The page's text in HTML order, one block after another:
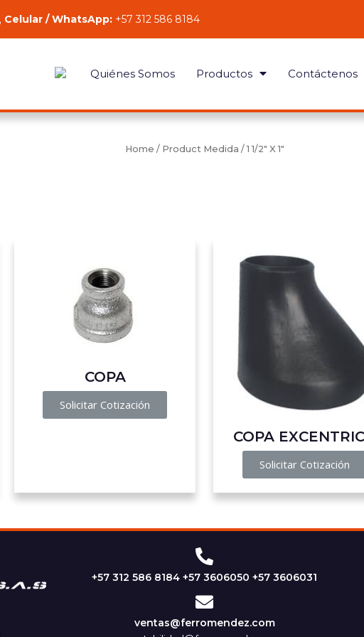
Celular / WhatsApp:+57 312 586 8184
Quiénes Somos Productos Contáctenos
Home / Product Medida / 1 1/2" X 1"
COPA
Solicitar Cotización
COPA
Solicitar Cotización
+57 312 586 8184 +57 3606050 +57 3606031
ventas@ferromendez.com